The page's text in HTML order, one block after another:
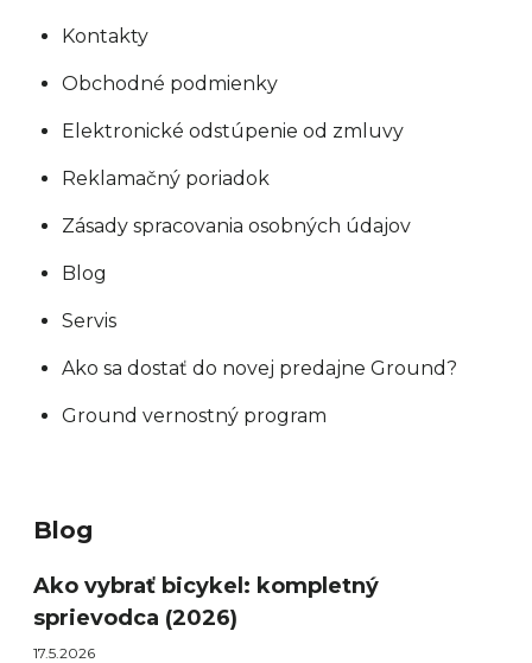
Kontakty
Obchodné podmienky
Elektronické odstúpenie od zmluvy
Reklamačný poriadok
Zásady spracovania osobných údajov
Blog
Servis
Ako sa dostať do novej predajne Ground?
Ground vernostný program
Blog
Ako vybrať bicykel: kompletný
sprievodca (2026)
17.5.2026